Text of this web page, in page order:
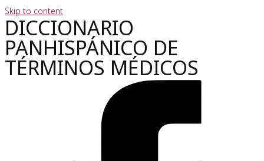
Skip to content
DICCIONARIO
PANHISPÁNICO DE
TÉRMINOS MÉDICOS